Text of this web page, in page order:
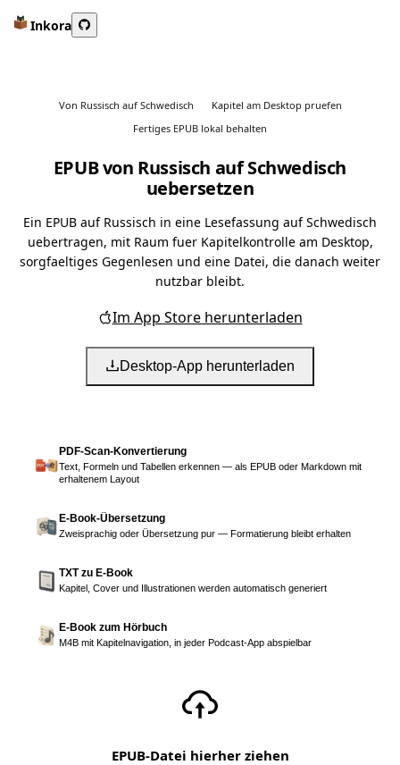
Inkora
Von Russisch auf Schwedisch
Kapitel am Desktop pruefen
Fertiges EPUB lokal behalten
EPUB von Russisch auf Schwedisch
uebersetzen
Ein EPUB auf Russisch in eine Lesefassung auf Schwedisch
uebertragen, mit Raum fuer Kapitelkontrolle am Desktop,
sorgfaeltiges Gegenlesen und eine Datei, die danach weiter
nutzbar bleibt.
Im App Store herunterladen
Desktop-App herunterladen
PDF-Scan-Konvertierung
Text, Formeln und Tabellen erkennen — als EPUB oder Markdown mit
erhaltenem Layout
E-Book-Übersetzung
Zweisprachig oder Übersetzung pur — Formatierung bleibt erhalten
TXT zu E-Book
Kapitel, Cover und Illustrationen werden automatisch generiert
E-Book zum Hörbuch
M4B mit Kapitelnavigation, in jeder Podcast-App abspielbar
EPUB-Datei hierher ziehen